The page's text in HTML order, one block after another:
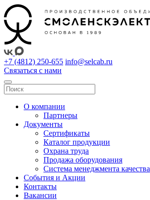
+7 (4812) 250-655 info@selcab.ru
Связаться с нами
О компании
Партнеры
Документы
Сертификаты
Каталог продукции
Охрана труда
Продажа оборудования
Система менеджмента качества
События и Акции
Контакты
Вакансии